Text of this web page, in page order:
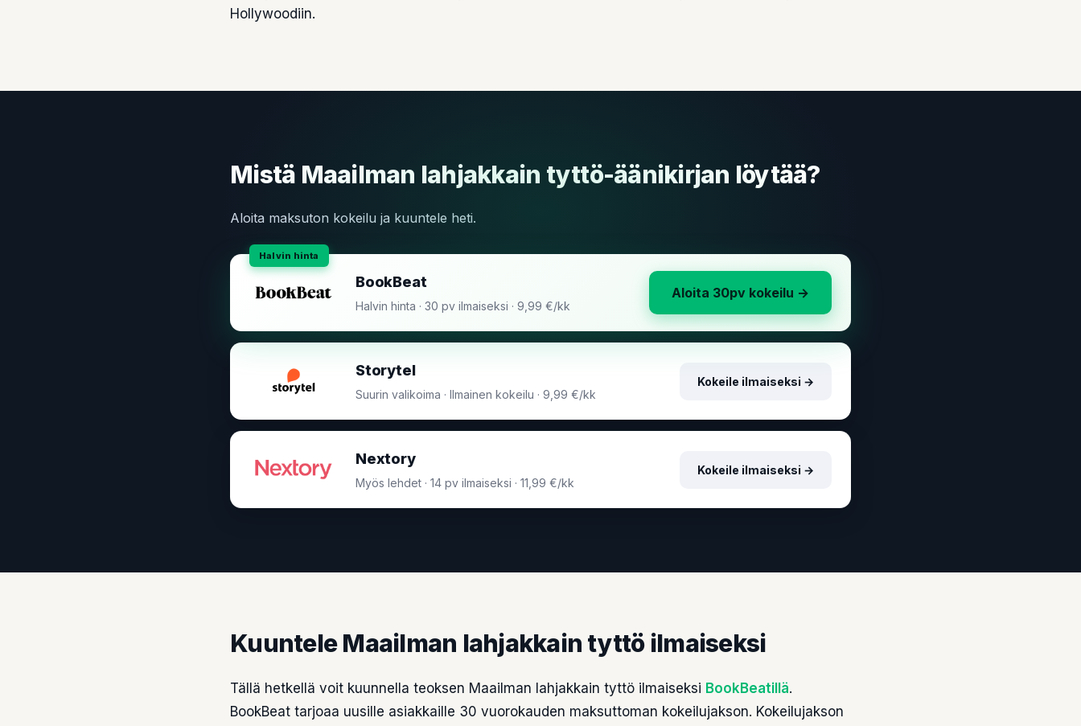
Hollywoodiin.
Mistä Maailman lahjakkain tyttö-äänikirjan löytää?
Aloita maksuton kokeilu ja kuuntele heti.
BookBeat
Halvin hinta · 30 pv ilmaiseksi · 9,99 €/kk
Aloita 30pv kokeilu →
Storytel
Suurin valikoima · Ilmainen kokeilu · 9,99 €/kk
Kokeile ilmaiseksi →
Nextory
Myös lehdet · 14 pv ilmaiseksi · 11,99 €/kk
Kokeile ilmaiseksi →
Kuuntele Maailman lahjakkain tyttö ilmaiseksi
Tällä hetkellä voit kuunnella teoksen Maailman lahjakkain tyttö ilmaiseksi BookBeatillä.
BookBeat tarjoaa uusille asiakkaille 30 vuorokauden maksuttoman kokeilujakson. Kokeilujakson